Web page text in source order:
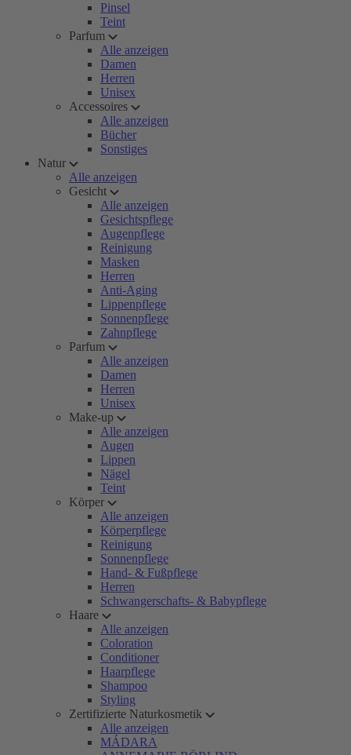
Pinsel
Teint
Parfum
Alle anzeigen
Damen
Herren
Unisex
Accessoires
Alle anzeigen
Bücher
Sonstiges
Natur
Alle anzeigen
Gesicht
Alle anzeigen
Gesichtspflege
Augenpflege
Reinigung
Masken
Herren
Anti-Aging
Lippenpflege
Sonnenpflege
Zahnpflege
Parfum
Alle anzeigen
Damen
Herren
Unisex
Make-up
Alle anzeigen
Augen
Lippen
Nägel
Teint
Körper
Alle anzeigen
Körperpflege
Reinigung
Sonnenpflege
Hand- & Fußpflege
Herren
Schwangerschafts- & Babypflege
Haare
Alle anzeigen
Coloration
Conditioner
Haarpflege
Shampoo
Styling
Zertifizierte Naturkosmetik
Alle anzeigen
MÁDARA